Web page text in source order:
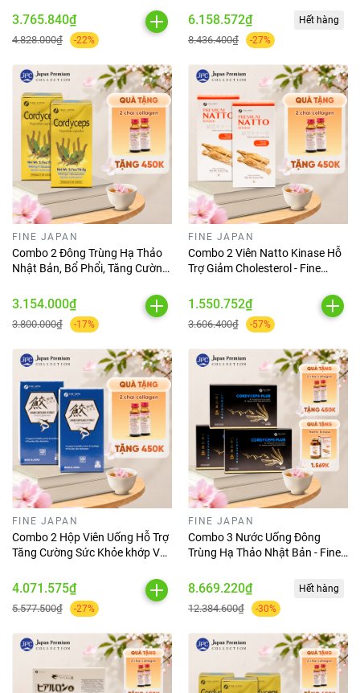
3.765.840₫
4.828.000₫ -22%
Chai x 50ml
6.158.572₫
8.436.400₫ -27%
Hết hàng
FINE JAPAN
Combo 2 Đông Trùng Hạ Thảo
Nhật Bản, Bổ Phổi, Tăng Cường
Cordyceps 120 Viên
3.154.000₫
3.800.000₫ -17%
FINE JAPAN
Combo 2 Viên Natto Kinase Hỗ
Trợ Giảm Cholesterol - Fine
(300 Viên)
1.550.752₫
3.606.400₫ -57%
FINE JAPAN
Combo 2 Hộp Viên Uống Hỗ Trợ
Tăng Cường Sức Khỏe khớp Và
Cartilage 520 viên
4.071.575₫
5.577.500₫ -27%
FINE JAPAN
Combo 3 Nước Uống Đông
Trùng Hạ Thảo Nhật Bản - Fine
Chai x 50ml
8.669.220₫
12.384.600₫ -30%
Hết hàng